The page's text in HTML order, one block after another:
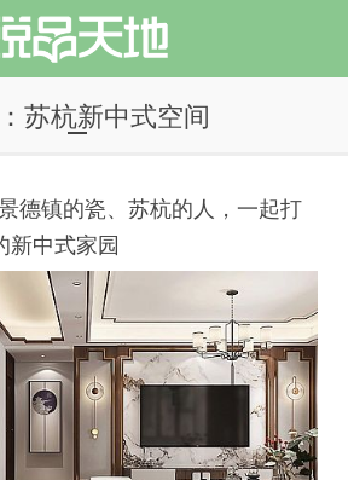
说品天地
苏杭新中式空间
德镇的瓷、苏杭的人，一起打
新中式家园